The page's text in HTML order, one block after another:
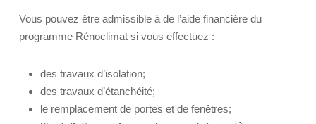
Vous pouvez être admissible à de l’aide financière du
programme Rénoclimat si vous effectuez :
des travaux d’isolation;
des travaux d’étanchéité;
le remplacement de portes et de fenêtres;